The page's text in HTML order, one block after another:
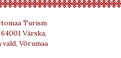
Turism
Värska,
vald, Võrumaa